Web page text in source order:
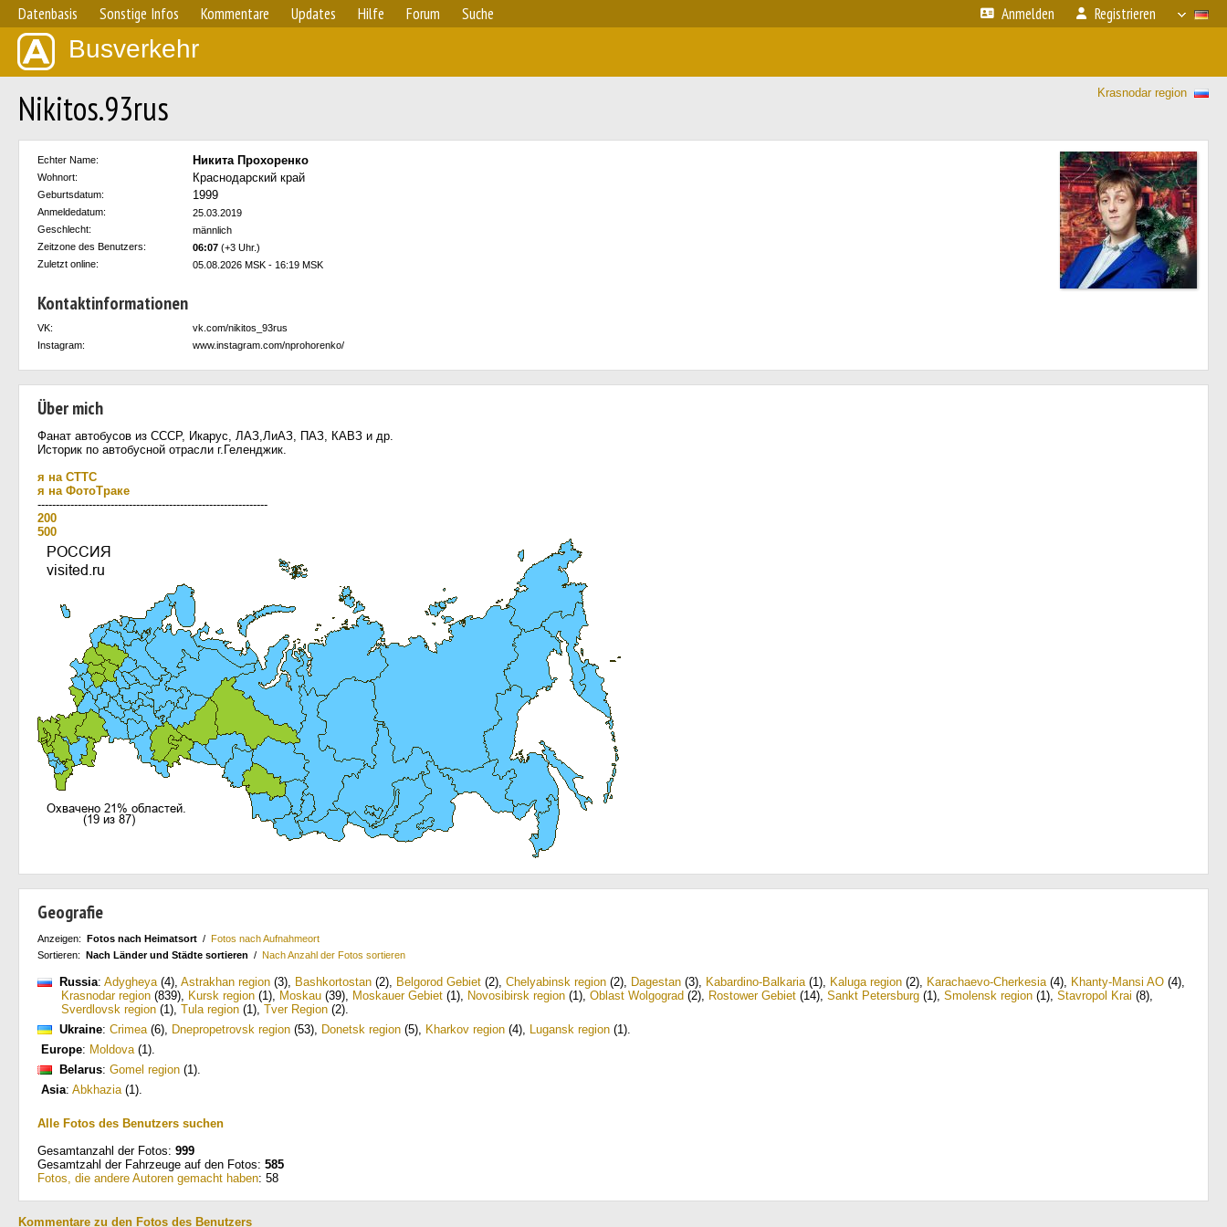
Datenbasis Sonstige Infos Kommentare Updates Hilfe Forum Suche Anmelden Registrieren
Busverkehr
Krasnodar region
Nikitos.93rus
Echter Name: Никита Прохоренко
Wohnort: Краснодарский край
Geburtsdatum: 1999
Anmeldedatum:
25.03.2019
Geschlecht:
männlich
Zeitzone des Benutzers:
06:07 (+3 Uhr.)
Zuletzt online:
05.08.2026 MSK - 16:19 MSK
Kontaktinformationen
VK:
vk.com/nikitos_93rus
Instagram:
www.instagram.com/nprohorenko/
Über mich
Фанат автобусов из СССР, Икарус, ЛАЗ,ЛиАЗ, ПАЗ, КАВЗ и др.
Историк по автобусной отрасли г.Геленджик.
я на СТТС
я на ФотоТраке
---------------------------------------------------------------
200
500
Geografie
Anzeigen: Fotos nach Heimatsort / Fotos nach Aufnahmeort
Sortieren: Nach Länder und Städte sortieren / Nach Anzahl der Fotos sortieren
Russia: Adygheya(4), Astrakhan region (3), Bashkortostan (2), Belgorod Gebiet (2), Chelyabinsk region (2), Dagestan (3), Kabardino-Balkaria(1), Kaluga region (2), Karachaevo-Cherkesia(4), Khanty-Mansi AO (4),
Krasnodar region (839), Kursk region (1), Moskau (39), Moskauer Gebiet (1), Novosibirsk region (1), Oblast Wolgograd (2), Rostower Gebiet (14), Sankt Petersburg (1), Smolensk region (1), Stavropol Krai (8),
Sverdlovsk region (1), Tula region (1), Tver Region (2).
Ukraine: Crimea(6), Dnepropetrovsk region (53), Donetsk region (5), Kharkov region (4), Lugansk region (1).
Europe: Moldova(1).
Belarus: Gomel region (1).
Asia: Abkhazia(1).
Alle Fotos des Benutzers suchen
Gesamtanzahl der Fotos: 999
Gesamtzahl der Fahrzeuge auf den Fotos: 585
Fotos, die andere Autoren gemacht haben: 58
Kommentare zu den Fotos des Benutzers